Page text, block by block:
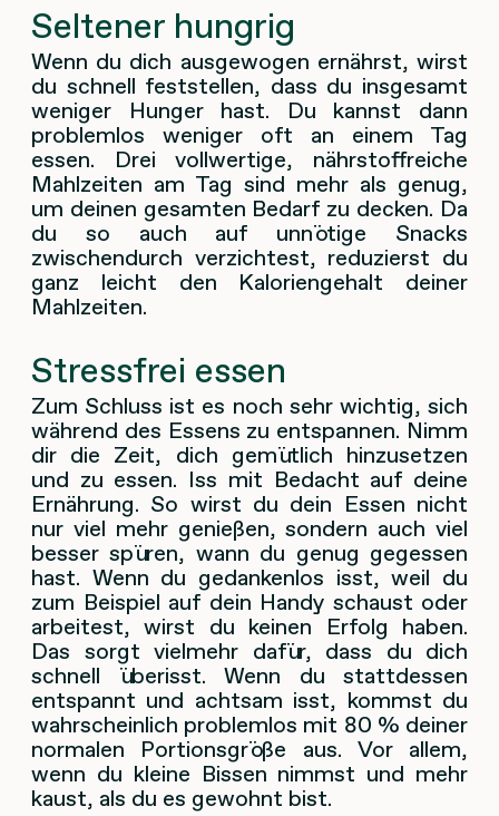
Seltener hungrig
Wenn du dich ausgewogen ernährst, wirst
du schnell feststellen, dass du insgesamt
weniger Hunger hast. Du kannst dann
problemlos weniger oft an einem Tag
essen. Drei vollwertige, nährstoffreiche
Mahlzeiten am Tag sind mehr als genug,
um deinen gesamten Bedarf zu decken. Da
du so auch auf unnötige Snacks
zwischendurch verzichtest, reduzierst du
ganz leicht den Kaloriengehalt deiner
Mahlzeiten.
Stressfrei essen
Zum Schluss ist es noch sehr wichtig, sich
während des Essens zu entspannen. Nimm
dir die Zeit, dich gemütlich hinzusetzen
und zu essen. Iss mit Bedacht auf deine
Ernährung. So wirst du dein Essen nicht
nur viel mehr genießen, sondern auch viel
besser spüren, wann du genug gegessen
hast. Wenn du gedankenlos isst, weil du
zum Beispiel auf dein Handy schaust oder
arbeitest, wirst du keinen Erfolg haben.
Das sorgt vielmehr dafür, dass du dich
schnell überisst. Wenn du stattdessen
entspannt und achtsam isst, kommst du
wahrscheinlich problemlos mit 80 % deiner
normalen Portionsgröße aus. Vor allem,
wenn du kleine Bissen nimmst und mehr
kaust, als du es gewohnt bist.